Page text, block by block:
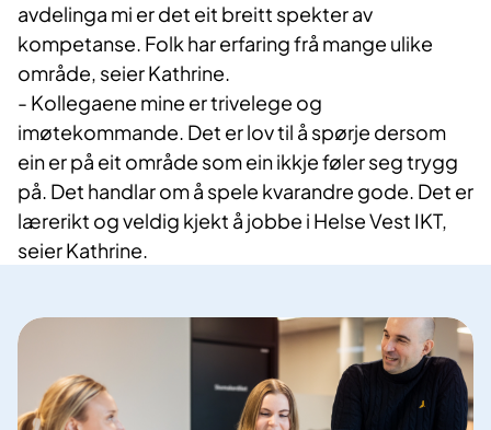
avdelinga mi er det eit breitt spekter av
kompetanse. Folk har erfaring frå mange ulike
område, seier Kathrine.
- Kollegaene mine er trivelege og
imøtekommande. Det er lov til å spørje dersom
ein er på eit område som ein ikkje føler seg trygg
på. Det handlar om å spele kvarandre gode. Det er
lærerikt og veldig kjekt å jobbe i Helse Vest IKT,
seier Kathrine.